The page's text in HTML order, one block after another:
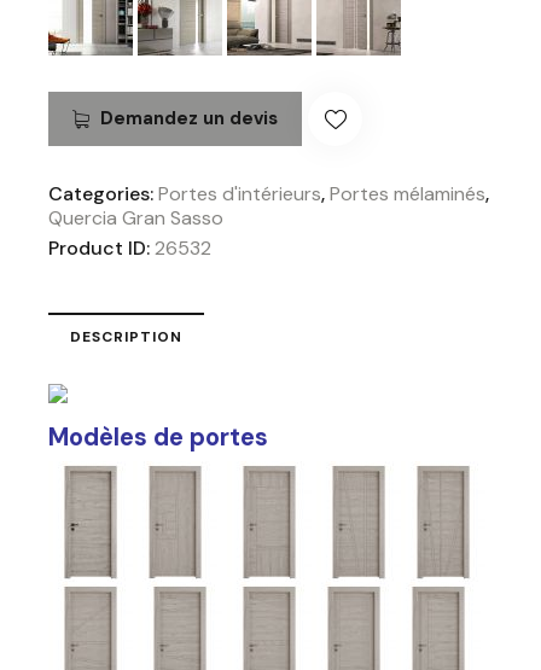
Demandez un devis
Categories:Portes d'intérieurs,Portes mélaminés,
Quercia Gran Sasso
Product ID:26532
DESCRIPTION
Modèles de portes